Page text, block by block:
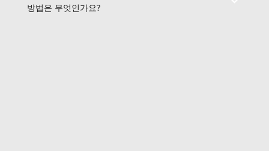
방법은 무엇인가요?